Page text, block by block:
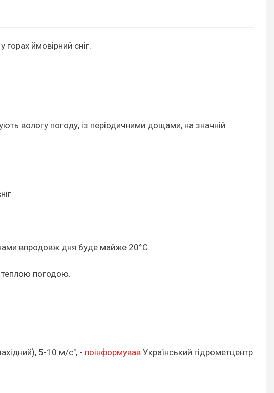
ймовірний сніг.
вологу погоду, із періодичними дощами, на значній
впродовж дня буде майже 20°C.
теплою погодою.
5-10 м/с", - поінформував Український гідрометцентр